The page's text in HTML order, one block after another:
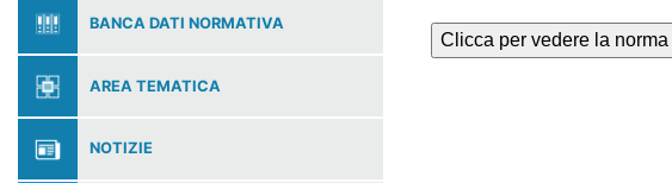
BANCA DATI NORMATIVA
AREA TEMATICA
NOTIZIE
Clicca per vedere la norma